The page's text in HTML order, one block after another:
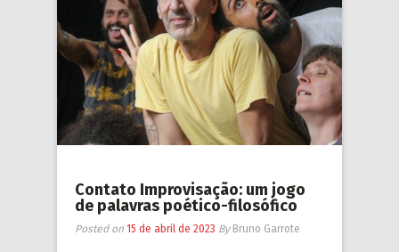
Contato Improvisação: um jogo
de palavras poético-filosófico
Posted on 15 de abril de 2023 By Bruno Garrote